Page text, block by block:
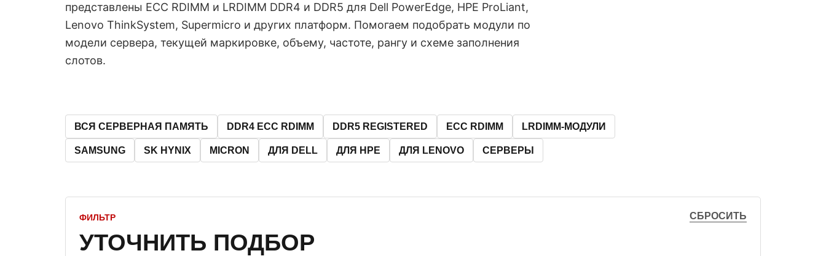
представлены ECC RDIMM и LRDIMM DDR4 и DDR5 для Dell PowerEdge, HPE ProLiant,
Lenovo ThinkSystem, Supermicro и других платформ. Помогаем подобрать модули по
модели сервера, текущей маркировке, объему, частоте, рангу и схеме заполнения
слотов.
ВСЯ СЕРВЕРНАЯ ПАМЯТЬ DDR4 ECC RDIMM DDR5 REGISTERED ECC RDIMM LRDIMM-МОДУЛИ
SAMSUNG SK HYNIX MICRON ДЛЯ DELL ДЛЯ HPE ДЛЯ LENOVO СЕРВЕРЫ
ФИЛЬТР
УТОЧНИТЬ ПОДБОР
СБРОСИТЬ